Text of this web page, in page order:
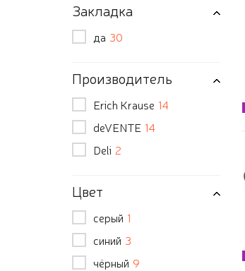
Закладка
да 30
Производитель
Erich Krause 14
deVENTE 14
Deli 2
Цвет
серый 1
синий 3
чёрный 9